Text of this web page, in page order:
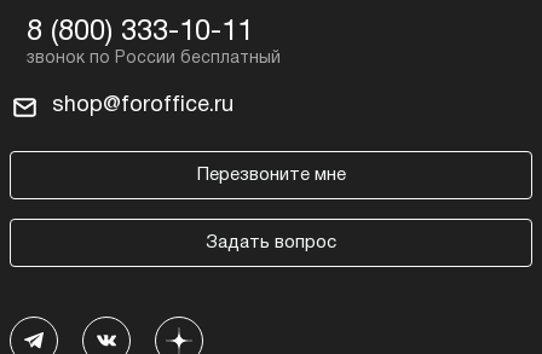
8 (800) 333-10-11
shop@foroffice.ru
Перезвоните мне
Задать вопрос